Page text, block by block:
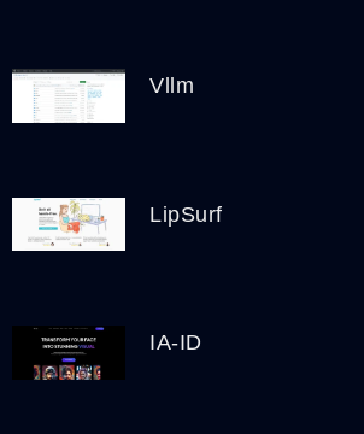
Vllm
LipSurf
IA-ID